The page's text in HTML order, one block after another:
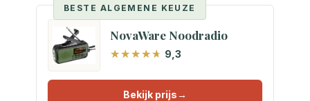
BESTE ALGEMENE KEUZE
NovaWare Noodradio
9,3
Bekijk prijs